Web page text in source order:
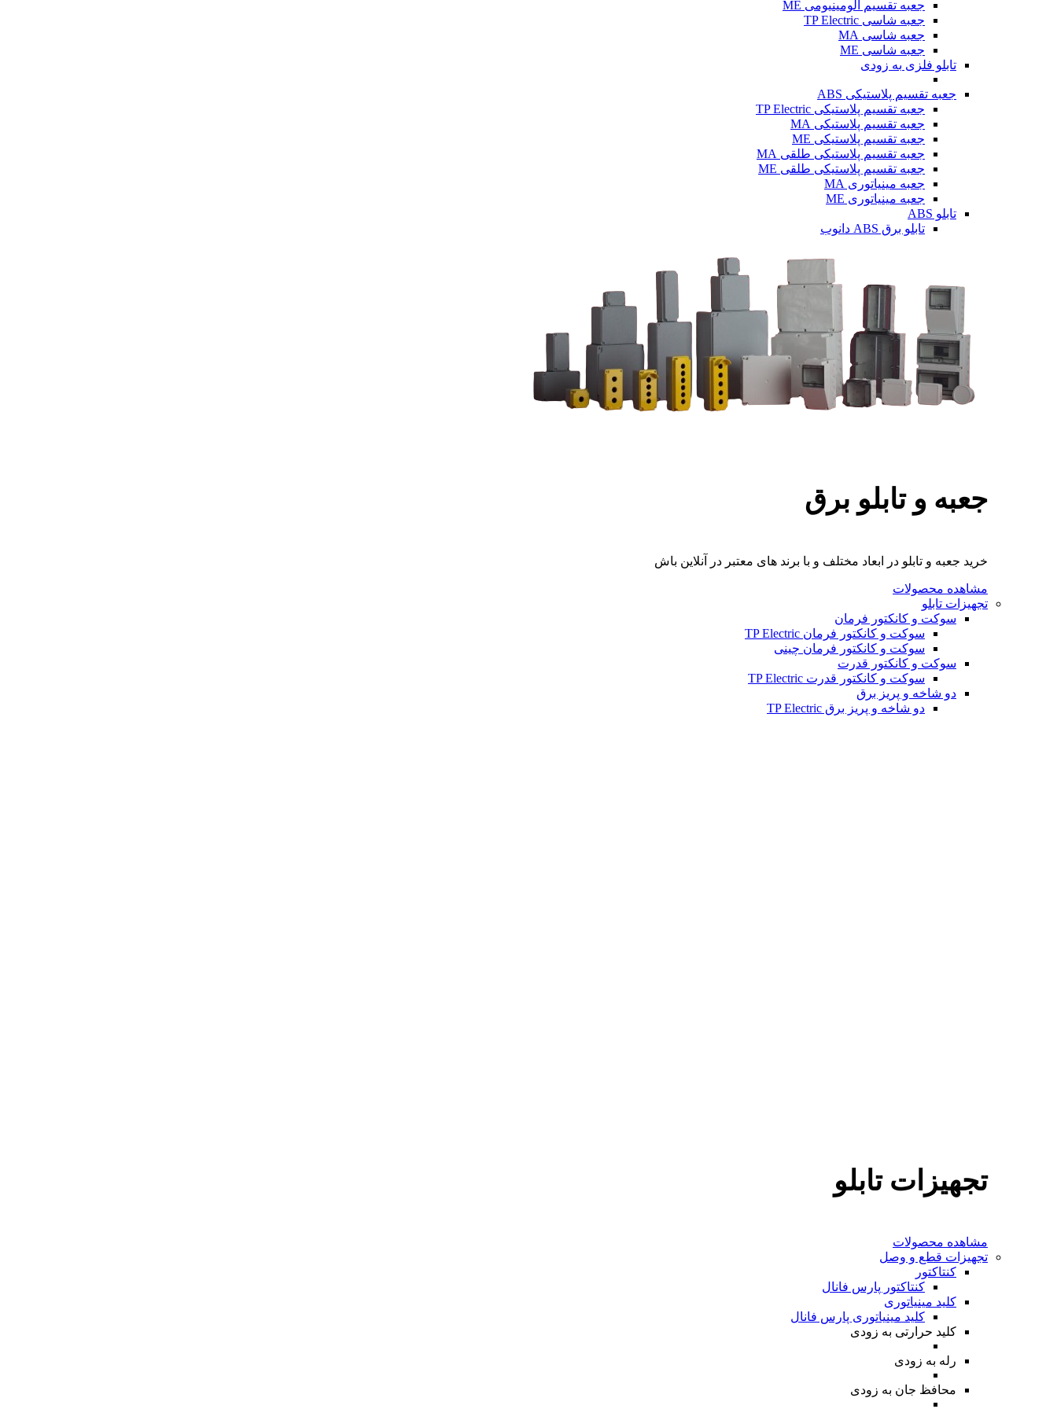
جعبه تقسیم آلومینیومی ME
جعبه شاسی TP Electric
جعبه شاسی MA
جعبه شاسی ME
تابلو فلزی به زودی
جعبه تقسیم پلاستیکی ABS
جعبه تقسیم پلاستیکی TP Electric
جعبه تقسیم پلاستیکی MA
جعبه تقسیم پلاستیکی ME
جعبه تقسیم پلاستیکی طلقی MA
جعبه تقسیم پلاستیکی طلقی ME
جعبه مینیاتوری MA
جعبه مینیاتوری ME
تابلو ABS
تابلو برق ABS دانوب
جعبه و تابلو برق
خرید جعبه و تابلو در ابعاد مختلف و با برند های معتبر در آنلاین باش
مشاهده محصولات
تجهیزات تابلو
سوکت و کانکتور فرمان
سوکت و کانکتور فرمان TP Electric
سوکت و کانکتور فرمان چینی
سوکت و کانکتور قدرت
سوکت و کانکتور قدرت TP Electric
دو شاخه و پریز برق
دو شاخه و پریز برق TP Electric
تجهیزات تابلو
مشاهده محصولات
تجهیزات قطع و وصل
کنتاکتور
کنتاکتور پارس فانال
کلید مینیاتوری
کلید مینیاتوری پارس فانال
کلید حرارتی به زودی
رله به زودی
محافظ جان به زودی